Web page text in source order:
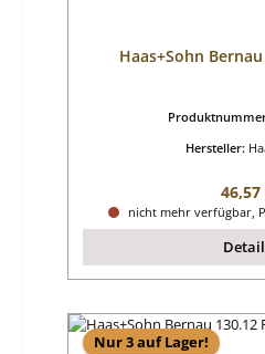
Haas+Sohn
Hersteller:
46,57
nicht mehr verfügbar,
Nur 3 auf Lager!